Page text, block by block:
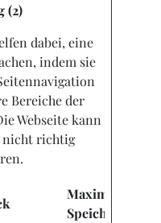
(2)
dabei, eine
indem sie
Bereiche der
Webseite kann
nicht richtig
Maximale
Speicherdauer